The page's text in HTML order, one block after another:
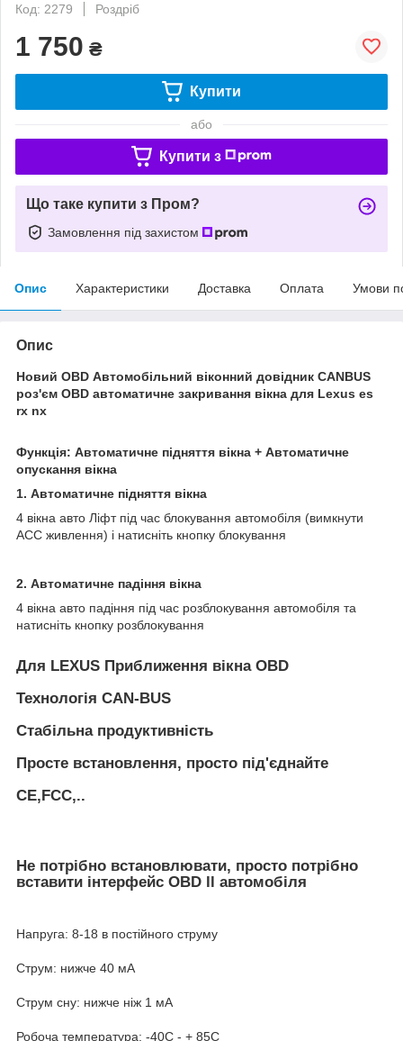
Код: 2279
Роздріб
1 750 ₴
Купити
або
Купити з
Що таке купити з Пром?
Замовлення під захистом
Опис Характеристики Доставка Оплата Умови
Опис
Новий OBD Автомобільний віконний довідник CANBUS
роз'єм OBD автоматичне закривання вікна для Lexus es
rx nx
Функція: Автоматичне підняття вікна + Автоматичне
опускання вікна
1. Автоматичне підняття вікна
4 вікна авто Ліфт під час блокування автомобіля (вимкнути
ACC живлення) і натисніть кнопку блокування
2. Автоматичне падіння вікна
4 вікна авто падіння під час розблокування автомобіля та
натисніть кнопку розблокування
Для LEXUS Приближення вікна OBD
Технологія CAN-BUS
Стабільна продуктивність
Просте встановлення, просто під'єднайте
CE,FCC,..
Не потрібно встановлювати, просто потрібно
вставити інтерфейс OBD ll автомобіля
Напруга: 8-18 в постійного струму
Струм: нижче 40 мА
Струм сну: нижче ніж 1 мА
Робоча температура: -40C - + 85C